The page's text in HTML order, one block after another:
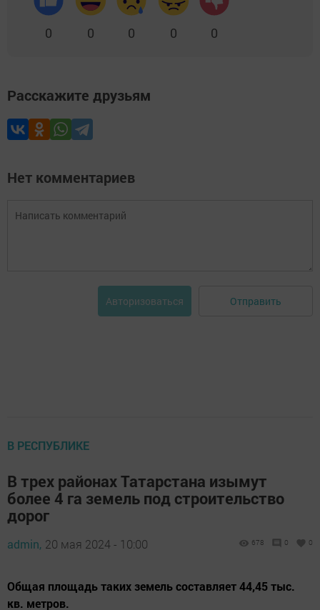
0 0 0 0 0
Расскажите друзьям
Нет комментариев
Авторизоваться Отправить
В РЕСПУБЛИКЕ
В трех районах Татарстана изымут
более 4 га земель под строительство
дорог
admin, 20 мая 2024 - 10:00 678 0 0
Общая площадь таких земель составляет 44,45 тыс.
кв. метров.